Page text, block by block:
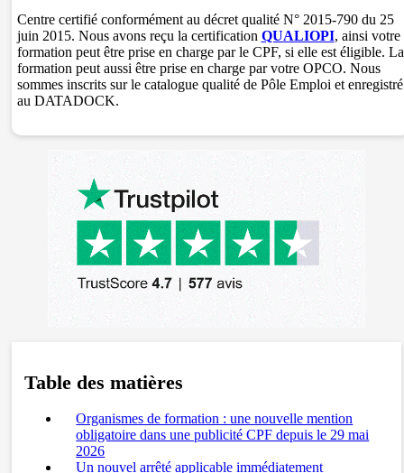
Centre certifié conformément au décret qualité N° 2015-790 du 25
juin 2015. Nous avons reçu la certification QUALIOPI, ainsi votre
formation peut être prise en charge par le CPF, si elle est éligible. La
formation peut aussi être prise en charge par votre OPCO. Nous
sommes inscrits sur le catalogue qualité de Pôle Emploi et enregistré
au DATADOCK.
Table des matières
Organismes de formation : une nouvelle mention
obligatoire dans une publicité CPF depuis le 29 mai
2026
Un nouvel arrêté applicable immédiatement